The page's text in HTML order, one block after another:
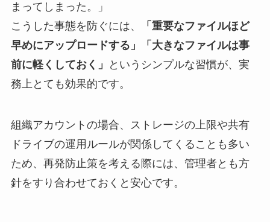
まってしまった。」
こうした事態を防ぐには、
「重要なファイルほど
早めにアップロードする」「大きなファイルは事
前に軽くしておく」
というシンプルな習慣が、実
務上とても効果的です。
組織アカウントの場合、ストレージの上限や共有
ドライブの運用ルールが関係してくることも多い
ため、再発防止策を考える際には、管理者とも方
針をすり合わせておくと安心です。